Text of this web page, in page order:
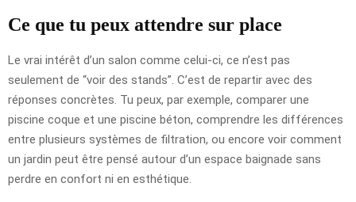
Ce que tu peux attendre sur place
Le vrai intérêt d’un salon comme celui-ci, ce n’est pas
seulement de “voir des stands”. C’est de repartir avec des
réponses concrètes. Tu peux, par exemple, comparer une
piscine coque et une piscine béton, comprendre les différences
entre plusieurs systèmes de filtration, ou encore voir comment
un jardin peut être pensé autour d’un espace baignade sans
perdre en confort ni en esthétique.